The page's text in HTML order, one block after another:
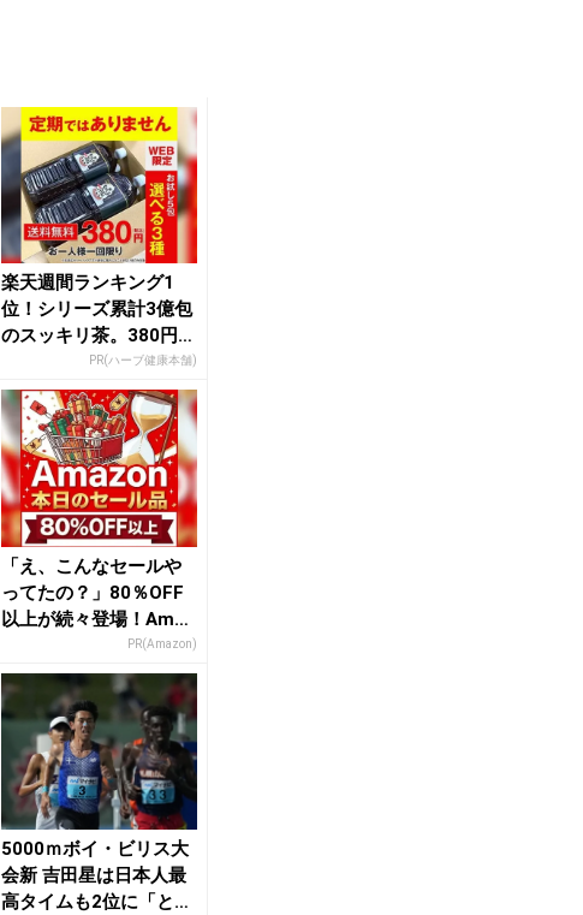
楽天週間ランキング1
位！シリーズ累計3億包
のスッキリ茶。380円で
PR(ハーブ健康本舗)
「え、こんなセールや
ってたの？」80％OFF
以上が続々登場！Amaz
PR(Amazon)
5000ｍボイ・ビリス大
会新 吉田星は日本人最
高タイムも2位に「とて